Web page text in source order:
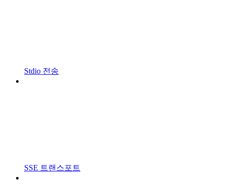
Stdio 전송
SSE 트랜스포트